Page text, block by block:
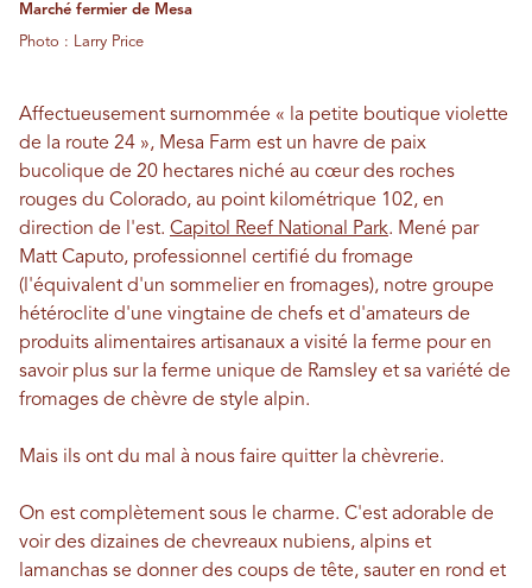
Marché fermier de Mesa
Photo : Larry Price
Affectueusement surnommée « la petite boutique violette
de la route 24 », Mesa Farm est un havre de paix
bucolique de 20 hectares niché au cœur des roches
rouges du Colorado, au point kilométrique 102, en
direction de l'est. Capitol Reef National Park. Mené par
Matt Caputo, professionnel certifié du fromage
(l'équivalent d'un sommelier en fromages), notre groupe
hétéroclite d'une vingtaine de chefs et d'amateurs de
produits alimentaires artisanaux a visité la ferme pour en
savoir plus sur la ferme unique de Ramsley et sa variété de
fromages de chèvre de style alpin.
Mais ils ont du mal à nous faire quitter la chèvrerie.
On est complètement sous le charme. C'est adorable de
voir des dizaines de chevreaux nubiens, alpins et
lamanchas se donner des coups de tête, sauter en rond et